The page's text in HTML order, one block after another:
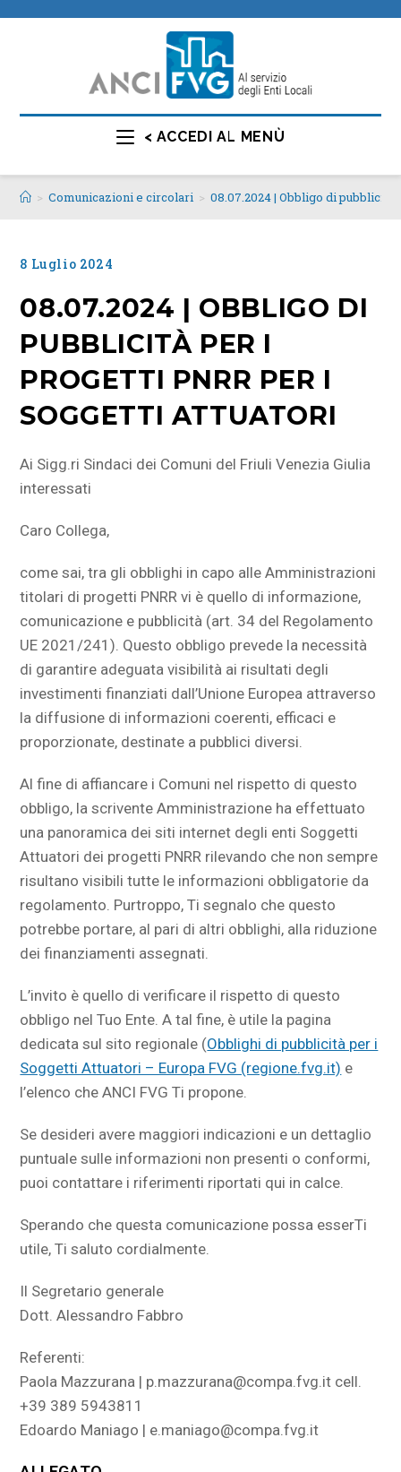
< ACCEDI AL MENÙ
> Comunicazioni e circolari > 08.07.2024 | Obbligo di
8 Luglio 2024
08.07.2024 | OBBLIGO DI
PUBBLICITÀ PER I
PROGETTI PNRR PER I
SOGGETTI ATTUATORI
Ai Sigg.ri Sindaci dei Comuni del Friuli Venezia Giulia
interessati
Caro Collega,
come sai, tra gli obblighi in capo alle Amministrazioni
titolari di progetti PNRR vi è quello di informazione,
comunicazione e pubblicità (art. 34 del Regolamento
UE 2021/241). Questo obbligo prevede la necessità
di garantire adeguata visibilità ai risultati degli
investimenti finanziati dall’Unione Europea attraverso
la diffusione di informazioni coerenti, efficaci e
proporzionate, destinate a pubblici diversi.
Al fine di affiancare i Comuni nel rispetto di questo
obbligo, la scrivente Amministrazione ha effettuato
una panoramica dei siti internet degli enti Soggetti
Attuatori dei progetti PNRR rilevando che non sempre
risultano visibili tutte le informazioni obbligatorie da
regolamento. Purtroppo, Ti segnalo che questo
potrebbe portare, al pari di altri obblighi, alla riduzione
dei finanziamenti assegnati.
L’invito è quello di verificare il rispetto di questo
obbligo nel Tuo Ente. A tal fine, è utile la pagina
dedicata sul sito regionale (Obblighi di pubblicità per i
Soggetti Attuatori – Europa FVG (regione.fvg.it) e
l’elenco che ANCI FVG Ti propone.
Se desideri avere maggiori indicazioni e un dettaglio
puntuale sulle informazioni non presenti o conformi,
puoi contattare i riferimenti riportati qui in calce.
Sperando che questa comunicazione possa esserTi
utile, Ti saluto cordialmente.
Il Segretario generale
Dott. Alessandro Fabbro
Referenti:
Paola Mazzurana | p.mazzurana@compa.fvg.it cell.
+39 389 5943811
Edoardo Maniago | e.maniago@compa.fvg.it